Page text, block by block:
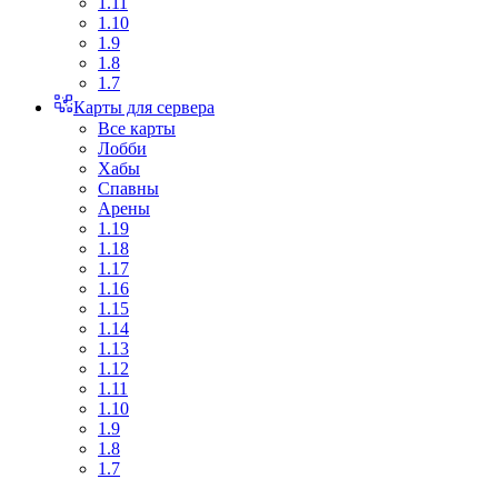
1.10
1.9
1.8
1.7
Карты для сервера
Все карты
Лобби
Хабы
Спавны
Арены
1.19
1.18
1.17
1.16
1.15
1.14
1.13
1.12
1.11
1.10
1.9
1.8
1.7